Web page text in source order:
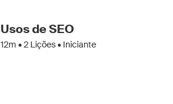
Usos de SEO
12m •2 Lições • Iniciante